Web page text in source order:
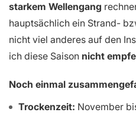
starkem Wellengang
hauptsächlich ein Strand-
nicht viel anderes auf den
ich diese Saison nicht
Noch einmal
Trockenzeit: November